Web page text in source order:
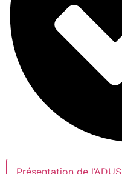
Présentation de l’ADUS